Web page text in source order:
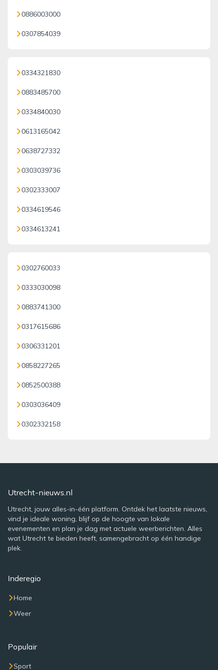
0886003000
0307854039
0334321830
0883485700
0334840030
0613165042
0638727332
0303039736
0302333007
0334619546
0334613241
0302760033
0333030098
0883741300
0317615686
0306331201
0858227265
0852500388
0303036409
0302332158
Utrecht-nieuws.nl
Utrecht, jouw alles-in-één platform. Ontdek het laatste nieuws,
vind je ideale woning, blijf op de hoogte van lokale
evenementen en plan je dag met actuele weerberichten. Alles
wat Utrecht te bieden heeft, samengebracht op één handige
plek.
Inderegio
Home
Weer
Populair
Sport